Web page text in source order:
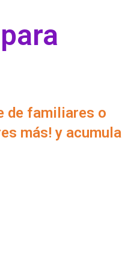
de familiares o
más! y acumula